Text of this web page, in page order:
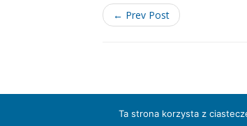
← Prev Post
Muzeum Archidiecezji
Ta strona korzysta z